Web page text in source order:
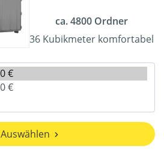
ca. 4800 Ordner
36 Kubikmeter komfortabel
Auswählen